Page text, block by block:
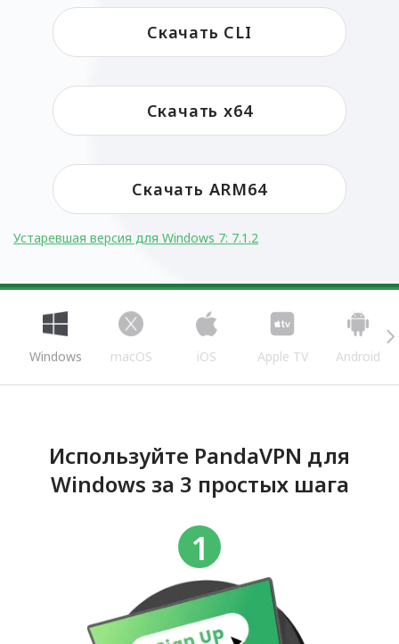
Скачать CLI
Скачать x64
Скачать ARM64
Устаревшая версия для Windows 7: 7.1.2
Windows macOS iOS Apple TV Android
Используйте PandaVPN для
Windows за 3 простых шага